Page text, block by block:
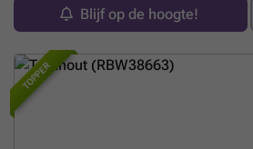
Blijf op de hoogte!
TOPPER